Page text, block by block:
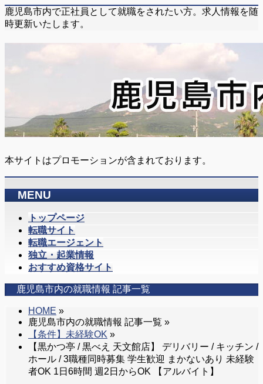
鹿児島市内で正社員として就職をされたい方。求人情報を随
時更新いたします。
本サイトはプロモーションが含まれております。
MENU
トップページ
転職サイト
転職エージェント
独立・起業情報
おすすめ資格サイト
鹿児島市内の就職情報 記事一覧
HOME »
鹿児島市内の就職情報 記事一覧 »
【条件】未経験OK »
【黒かつ亭 / 黒べえ 天文館店】 デリバリー / キッチン /
ホール / 3職種同時募集 学生歓迎 まかないあり 未経験
者OK 1日6時間 週2日からOK 【アルバイト】